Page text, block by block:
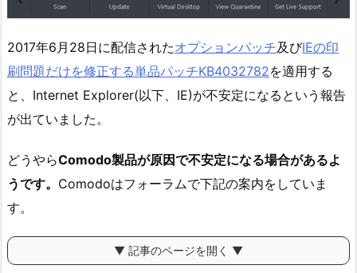
2017年6月28日に配信されたオプションパッチ及びIEの印
刷問題だけを修正する単品パッチKB4032782を適用する
と、Internet Explorer(以下、IE)が不安定になるという報告
が出ていました。
どうやらComodo製品が原因で不安定になる場合があるよ
うです。 Comodoはフォーラムで下記の案内をしていま
す。
▼ 記事のページを開く ▼